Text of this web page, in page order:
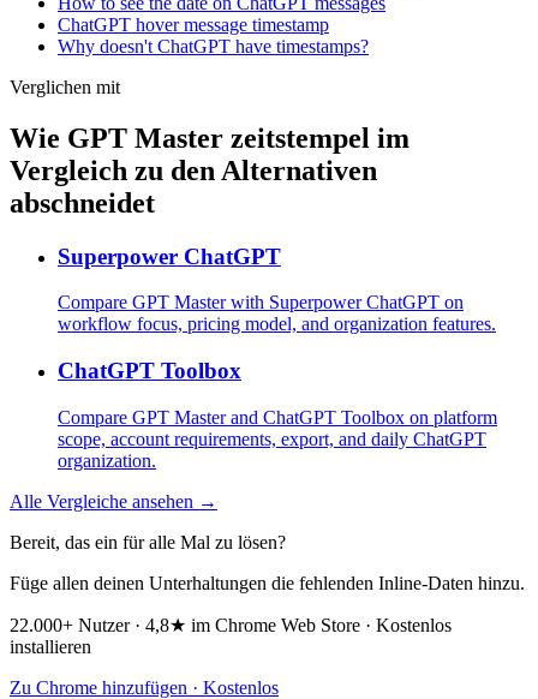
ChatGPT hover message timestamp
Why doesn't ChatGPT have timestamps?
Verglichen mit
Wie GPT Master zeitstempel im
Vergleich zu den Alternativen
abschneidet
Superpower ChatGPT
Compare GPT Master with Superpower ChatGPT on
workflow focus, pricing model, and organization features.
ChatGPT Toolbox
Compare GPT Master and ChatGPT Toolbox on platform
scope, account requirements, export, and daily ChatGPT
organization.
Alle Vergleiche ansehen →
Bereit, das ein für alle Mal zu lösen?
Füge allen deinen Unterhaltungen die fehlenden Inline-Daten hinzu.
22.000+ Nutzer · 4,8★ im Chrome Web Store · Kostenlos
installieren
Zu Chrome hinzufügen · Kostenlos